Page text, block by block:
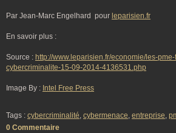
Par Jean-Marc Engelhard pour leparisien.fr
En savoir plus :
Source : http://www.leparisien.fr/economie/les-
cybercriminalite-15-09-2014-4136531.php
Image By : Intel Free Press
Tags : cybercriminalité, cybermenace, entreprise,
0 Commentaire